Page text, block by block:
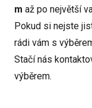
m až po největší
Pokud si nejste
rádi vám s
Stačí nás
výběrem.